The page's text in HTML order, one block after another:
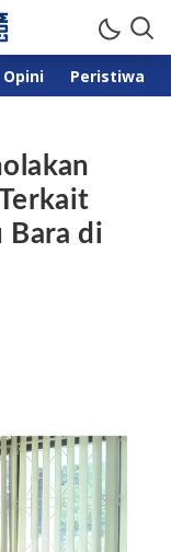
Opini Peristiwa
Bara di